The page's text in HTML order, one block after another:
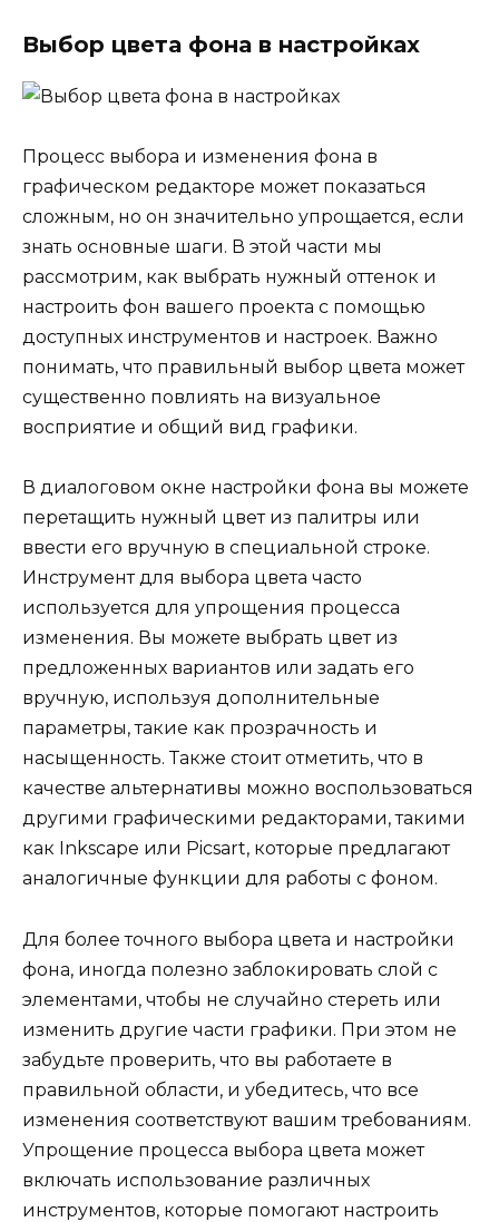
Выбор цвета фона в настройках
Процесс выбора и изменения фона в
графическом редакторе может показаться
сложным, но он значительно упрощается, если
знать основные шаги. В этой части мы
рассмотрим, как выбрать нужный оттенок и
настроить фон вашего проекта с помощью
доступных инструментов и настроек. Важно
понимать, что правильный выбор цвета может
существенно повлиять на визуальное
восприятие и общий вид графики.
В диалоговом окне настройки фона вы можете
перетащить нужный цвет из палитры или
ввести его вручную в специальной строке.
Инструмент для выбора цвета часто
используется для упрощения процесса
изменения. Вы можете выбрать цвет из
предложенных вариантов или задать его
вручную, используя дополнительные
параметры, такие как прозрачность и
насыщенность. Также стоит отметить, что в
качестве альтернативы можно воспользоваться
другими графическими редакторами, такими
как Inkscape или Picsart, которые предлагают
аналогичные функции для работы с фоном.
Для более точного выбора цвета и настройки
фона, иногда полезно заблокировать слой с
элементами, чтобы не случайно стереть или
изменить другие части графики. При этом не
забудьте проверить, что вы работаете в
правильной области, и убедитесь, что все
изменения соответствуют вашим требованиям.
Упрощение процесса выбора цвета может
включать использование различных
инструментов, которые помогают настроить